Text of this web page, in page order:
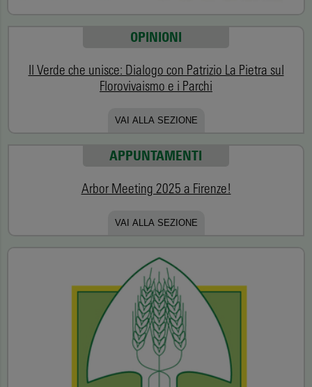
OPINIONI
Il Verde che unisce: Dialogo con Patrizio La Pietra sul
Florovivaismo e i Parchi
VAI ALLA SEZIONE
APPUNTAMENTI
Arbor Meeting 2025 a Firenze!
VAI ALLA SEZIONE